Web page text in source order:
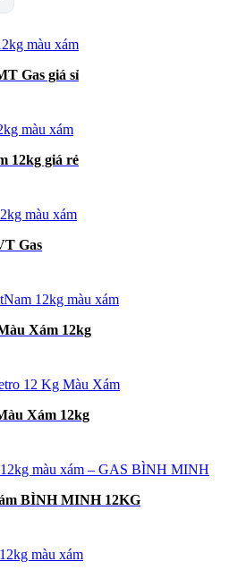
Gas giá sỉ
12kg giá rẻ
Gas
Xám 12kg
Xám 12kg
BÌNH MINH 12KG